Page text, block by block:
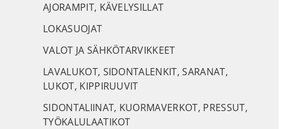
AJORAMPIT, KÄVELYSILLAT
LOKASUOJAT
VALOT JA SÄHKÖTARVIKKEET
LAVALUKOT, SIDONTALENKIT, SARANAT,
LUKOT, KIPPIRUUVIT
SIDONTALIINAT, KUORMAVERKOT, PRESSUT,
TYÖKALULAATIKOT